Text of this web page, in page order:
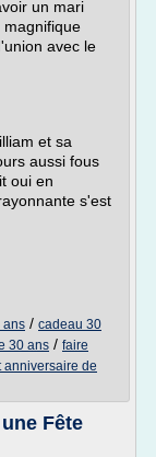
un mari
avec le
et sa
aussi fous
oui en
s'est
ans / cadeau 30
30 ans / faire
anniversaire de
Fête